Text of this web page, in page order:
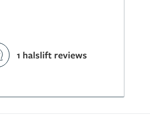
1 halslift reviews